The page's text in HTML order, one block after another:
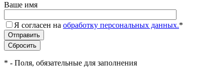
Ваше имя
Я согласен на обработку персональных данных.*
* - Поля, обязательные для заполнения